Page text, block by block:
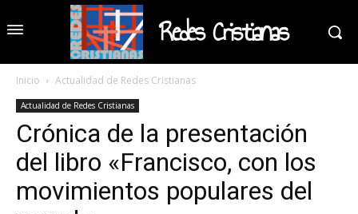
Redes Cristianas
Inicio Actualidad de Redes Cristianas
Actualidad de Redes Cristianas
Crónica de la presentación
del libro «Francisco, con los
movimientos populares del